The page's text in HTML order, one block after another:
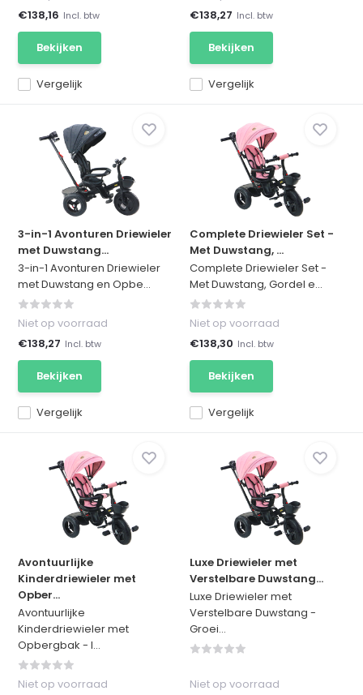
Vergelijk
€138,16 Incl. btw
Bekijken
Vergelijk
€138,27 Incl. btw
Bekijken
3-in-1 Avonturen Driewieler
met Duwstang...
3-in-1 Avonturen Driewieler
met Duwstang en Opbe...
Vergelijk
Niet op voorraad
€138,27 Incl. btw
Bekijken
Complete Driewieler Set -
Met Duwstang, ...
Complete Driewieler Set -
Met Duwstang, Gordel e...
Vergelijk
Niet op voorraad
€138,30 Incl. btw
Bekijken
Avontuurlijke
Kinderdriewieler met
Opber...
Avontuurlijke
Kinderdriewieler met
Opbergbak - I...
Niet op voorraad
Luxe Driewieler met
Verstelbare Duwstang...
Luxe Driewieler met
Verstelbare Duwstang -
Groei...
Niet op voorraad